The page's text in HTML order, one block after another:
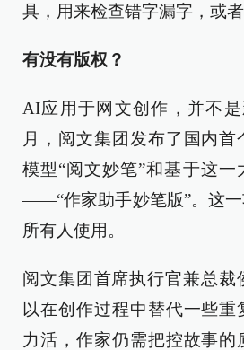
具，用来检查错字漏字，或者
有没有版权？
AI应用于网文创作，并不
月，阅文集团发布了国内首
模型“阅文妙笔”和基于这一
——“作家助手妙笔版”。这
所有人使用。
阅文集团首席执行官兼总
以在创作过程中替代一些
力活，作家仍需把控故事的